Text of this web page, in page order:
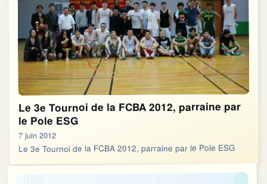
Le 3e Tournoi de la FCBA 2012, parraine par
le Pole ESG
7 juin 2012
Le 3e Tournoi de la FCBA 2012, parraine par le Pole ESG